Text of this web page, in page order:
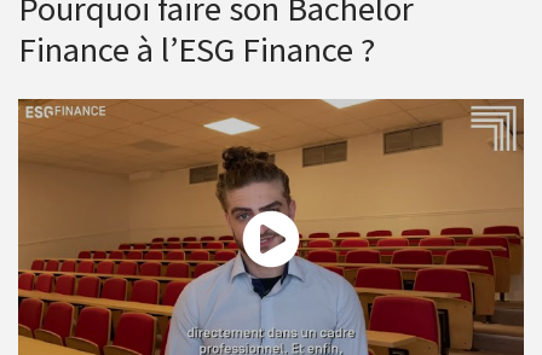
Finance à l’ESG Finance ?
Interview de Fabien Cillard, étudiant en Bachelor Finance à